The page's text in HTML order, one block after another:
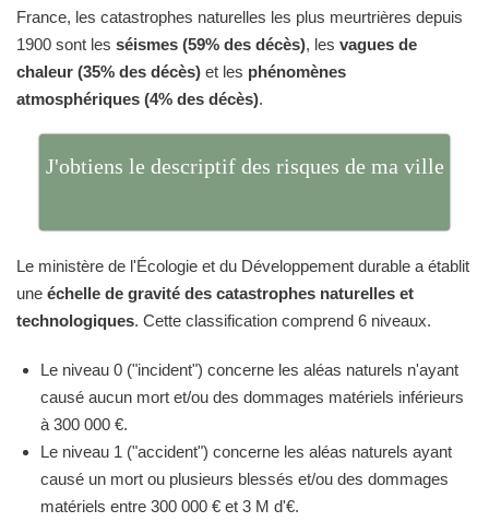
France, les catastrophes naturelles les plus meurtrières depuis
1900 sont les séismes (59% des décès), les vagues de
chaleur (35% des décès) et les phénomènes
atmosphériques (4% des décès).
J'obtiens le descriptif des risques de ma ville
Le ministère de l'Écologie et du Développement durable a établit
une échelle de gravité des catastrophes naturelles et
technologiques. Cette classification comprend 6 niveaux.
Le niveau 0 ("incident") concerne les aléas naturels n'ayant
causé aucun mort et/ou des dommages matériels inférieurs
à 300 000 €.
Le niveau 1 ("accident") concerne les aléas naturels ayant
causé un mort ou plusieurs blessés et/ou des dommages
matériels entre 300 000 € et 3 M d'€.